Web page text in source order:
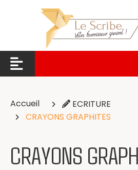
Accueil
ECRITURE
CRAYONS GRAPHITES
CRAYONS